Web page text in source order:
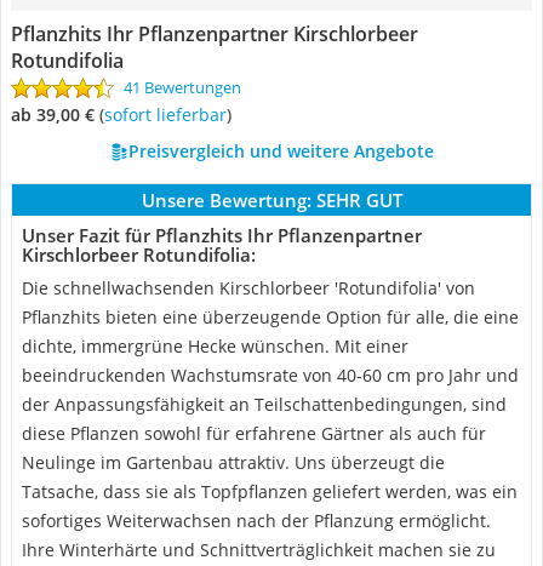
Pflanzhits Ihr Pflanzenpartner Kirschlorbeer
Rotundifolia
41 Bewertungen
ab 39,00 € ( Sofort lieferbar)
Preisvergleich und weitere Angebote
Unsere Bewertung: SEHR GUT
Unser Fazit für Pflanzhits Ihr Pflanzenpartner
Kirschlorbeer Rotundifolia:
Die schnellwachsenden Kirschlorbeer 'Rotundifolia' von
Pflanzhits bieten eine überzeugende Option für alle, die eine
dichte, immergrüne Hecke wünschen. Mit einer
beeindruckenden Wachstumsrate von 40-60 cm pro Jahr und
der Anpassungsfähigkeit an Teilschattenbedingungen, sind
diese Pflanzen sowohl für erfahrene Gärtner als auch für
Neulinge im Gartenbau attraktiv. Uns überzeugt die
Tatsache, dass sie als Topfpflanzen geliefert werden, was ein
sofortiges Weiterwachsen nach der Pflanzung ermöglicht.
Ihre Winterhärte und Schnittverträglichkeit machen sie zu